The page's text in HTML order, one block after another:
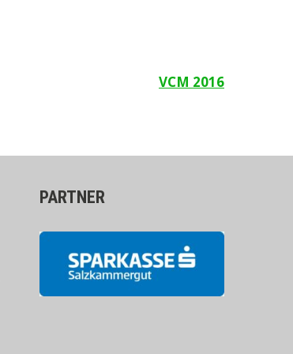
VCM 2016
PARTNER